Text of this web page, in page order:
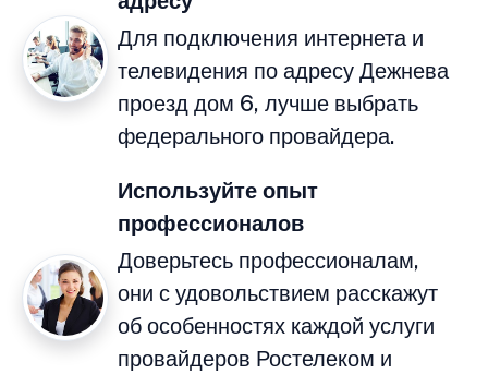
Для подключения интернета и
телевидения по адресу Дежнева
проезд дом 6, лучше выбрать
федерального провайдера.
Используйте опыт
профессионалов
Доверьтесь профессионалам,
они с удовольствием расскажут
об особенностях каждой услуги
провайдеров Ростелеком и